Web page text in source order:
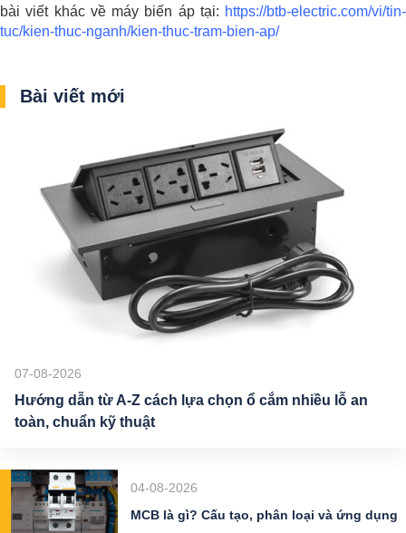
bài viết khác về máy biến áp tại: https://btb-electric.com/vi/tin-
tuc/kien-thuc-nganh/kien-thuc-tram-bien-ap/
Bài viết mới
07-08-2026
Hướng dẫn từ A-Z cách lựa chọn ổ cắm nhiều lỗ an
toàn, chuẩn kỹ thuật
04-08-2026
MCB là gì? Cấu tạo, phân loại và ứng dụng